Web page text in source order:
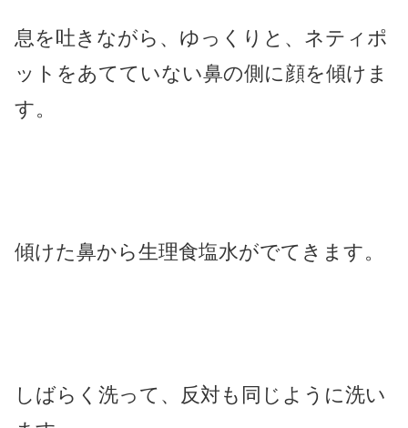
息を吐きながら、ゆっくりと、ネティポ
ットをあてていない鼻の側に顔を傾けま
す。
傾けた鼻から生理食塩水がでてきます。
しばらく洗って、反対も同じように洗い